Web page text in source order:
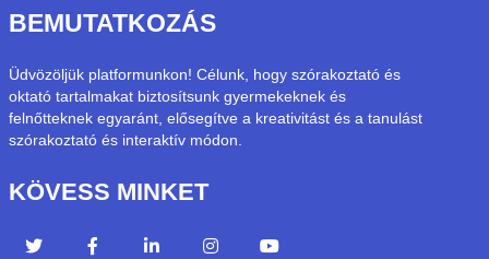
BEMUTATKOZÁS
Üdvözöljük platformunkon! Célunk, hogy szórakoztató és
oktató tartalmakat biztosítsunk gyermekeknek és
felnőtteknek egyaránt, elősegítve a kreativitást és a tanulást
szórakoztató és interaktív módon.
KÖVESS MINKET